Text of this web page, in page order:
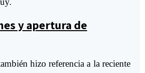
y apertura de
hizo referencia a la reciente